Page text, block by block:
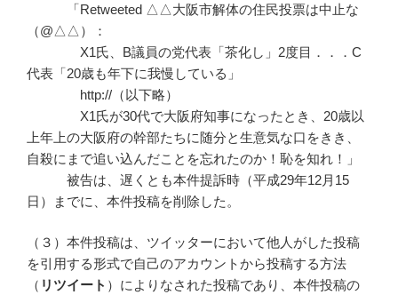
「Retweeted △△大阪市解体の住民投票は中止な
（@△△）：
X1氏、B議員の党代表「茶化し」2度目．．．C
代表「20歳も年下に我慢している」
http://（以下略）
X1氏が30代で大阪府知事になったとき、20歳以
上年上の大阪府の幹部たちに随分と生意気な口をきき、
自殺にまで追い込んだことを忘れたのか！恥を知れ！」
被告は、遅くとも本件提訴時（平成29年12月15
日）までに、本件投稿を削除した。
（３）本件投稿は、ツイッターにおいて他人がした投稿
を引用する形式で自己のアカウントから投稿する方法
（ リツイート ）によりなされた投稿であり、本件投稿の